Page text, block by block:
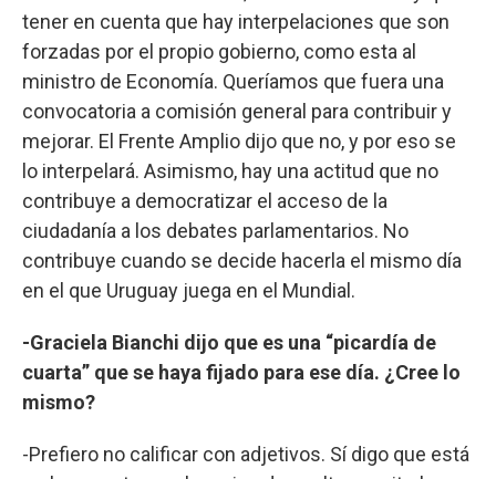
tener en cuenta que hay interpelaciones que son
forzadas por el propio gobierno, como esta al
ministro de Economía. Queríamos que fuera una
convocatoria a comisión general para contribuir y
mejorar. El Frente Amplio dijo que no, y por eso se
lo interpelará. Asimismo, hay una actitud que no
contribuye a democratizar el acceso de la
ciudadanía a los debates parlamentarios. No
contribuye cuando se decide hacerla el mismo día
en el que Uruguay juega en el Mundial.
-Graciela Bianchi dijo que es una “picardía de
cuarta” que se haya fijado para ese día. ¿Cree lo
mismo?
-Prefiero no calificar con adjetivos. Sí digo que está